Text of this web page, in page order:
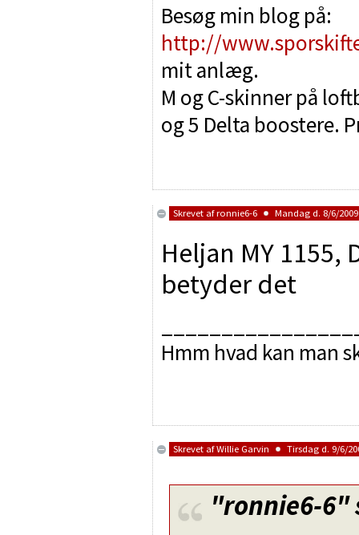
Besøg min blog på:
http://
mit anlæg.
M og C-skinner på
og 5 Delta boostere.
Skrevet afronnie6-6 Mandag d. 8/6/
Heljan MY
betyder det
Hmm hvad kan man
Skrevet afWillie Garvin Tirsdag d. 9/6/
"ronnie6-6"